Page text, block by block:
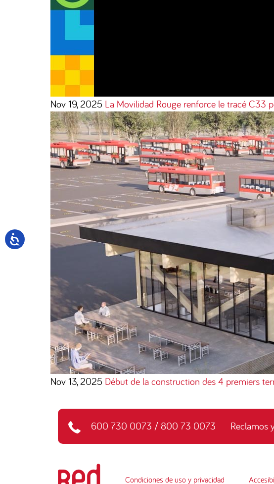
Nov 19, 2025 La Movilidad Rouge renforce le tracé C33
Nov 13, 2025 Début de la construction des 4 premiers
600 730 0073 / 800 73 0073 Reclamos
Condiciones de uso y privacidad